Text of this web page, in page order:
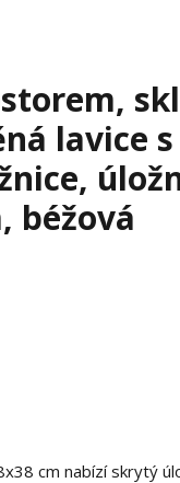
lavice
béžová
cm nabízí skrytý